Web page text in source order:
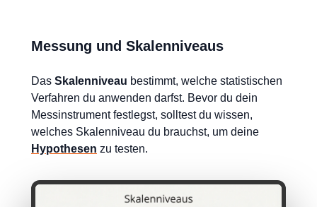
Messung und Skalenniveaus
Das Skalenniveau bestimmt, welche statistischen
Verfahren du anwenden darfst. Bevor du dein
Messinstrument festlegst, solltest du wissen,
welches Skalenniveau du brauchst, um deine
Hypothesen zu testen.